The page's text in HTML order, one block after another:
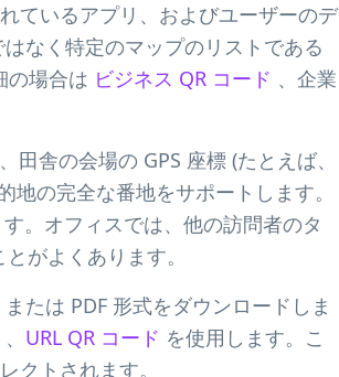
ているアプリ、およびユーザーのデ
なく特定のマップのリストである
の場合は ビジネス QR コード 、企業
舎の会場の GPS 座標 (たとえば、
の完全な番地をサポートします。
。オフィスでは、他の訪問者のタ
がよくあります。
たは PDF 形式をダウンロードしま
URL QR コード を使用します。こ
クトされます。